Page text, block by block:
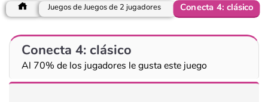
Juegos de Juegos de 2 jugadores Conecta 4: clásico
Conecta 4: clásico
Al 70% de los jugadores le gusta este juego